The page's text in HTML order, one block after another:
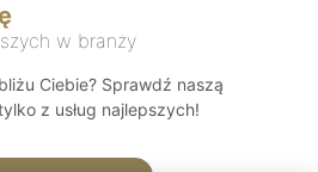
w branży
Ciebie? Sprawdź naszą
z usług najlepszych!